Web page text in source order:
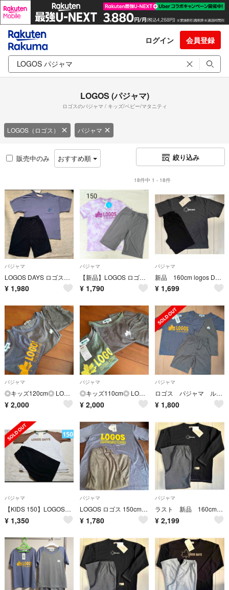
ログイン 会員登録
LOGOS (パジャマ)
ロゴスのパジャマ / キッズ/ベビー/マタニティ
LOGOS（ロゴス） パジャマ
販売中のみ おすすめ順 絞り込み
18件中 1 - 18件
パジャマ
LOGOS DAYS ロゴスデイズ 半袖 パジャマ 収納袋付き キッズ 120
¥ 1,980
パジャマ
【新品】LOGOS ロゴス 半袖パジャマ 上下 150 パープル タイダイ柄
¥ 1,790
パジャマ
新品 160cm logos Days ロゴス 半袖パジャマ グレー
¥ 1,699
パジャマ
◎キッズ120cm◎ LOGOS ルームウェア ３点セット
¥ 2,000
パジャマ
◎キッズ110cm◎ LOGOS ルームウェア ３点セット
¥ 2,000
パジャマ
ロゴス パジャマ ルームウェア
¥ 1,800
パジャマ
【KIDS 150】LOGOSDAYS ルームウェア 半袖 ハーフパンツ 上下
¥ 1,350
パジャマ
LOGOS ロゴス 150cm 新品 ドライ ルームウェア 吸水速乾 半袖
¥ 1,780
パジャマ
ラスト 新品 160cm logos Days ロゴス 裏起毛パジャマ 黒
¥ 2,199